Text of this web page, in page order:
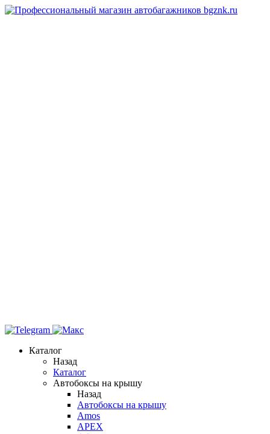
Каталог
Назад
Каталог
Автобоксы на крышу
Назад
Автобоксы на крышу
Amos
APEX